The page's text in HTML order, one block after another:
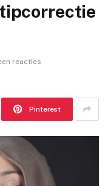
reacties
Pinterest